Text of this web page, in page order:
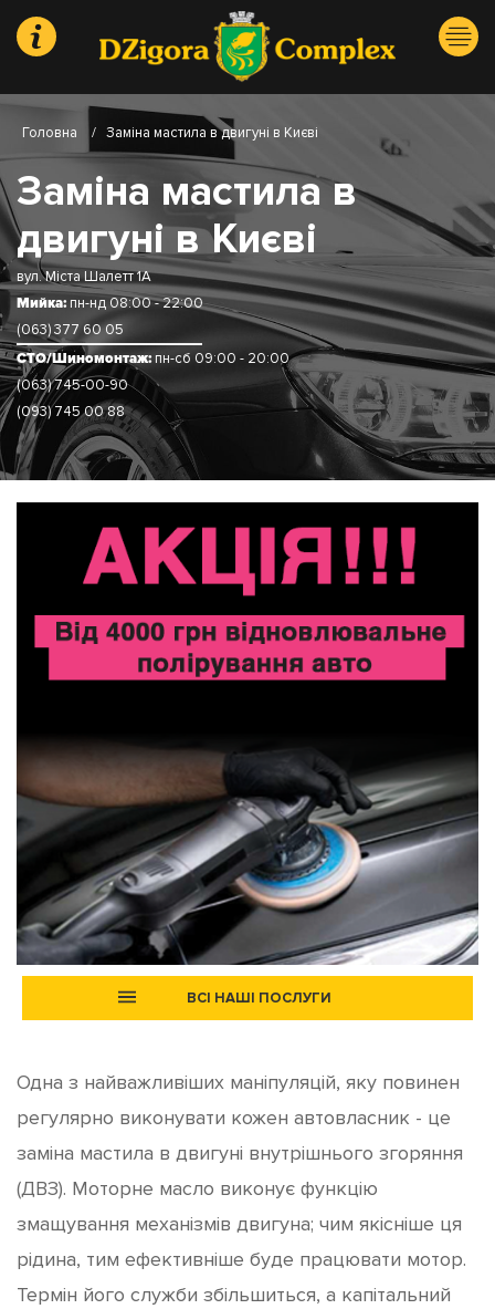
Головна / Заміна мастила в двигуні в Києві
Заміна мастила в
двигуні в Києві
вул. Міста Шалетт 1А
Мийка:пн-нд 08:00 - 22:00
(063) 377 60 05
СТО/Шиномонтаж:пн-сб 09:00 - 20:00
(063) 745-00-90
(093) 745 00 88
ВСІ НАШІ ПОСЛУГИ
Одна з найважливіших маніпуляцій, яку повинен
регулярно виконувати кожен автовласник - це
заміна мастила в двигуні внутрішнього згоряння
(ДВЗ). Моторне масло виконує функцію
змащування механізмів двигуна; чим якісніше ця
рідина, тим ефективніше буде працювати мотор.
Термін його служби збільшиться, а капітальний